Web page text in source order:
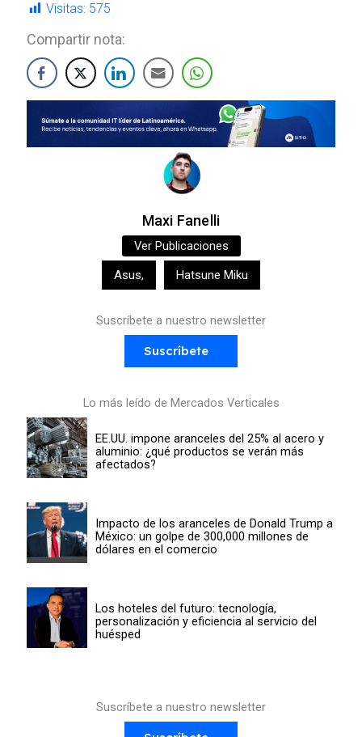
Visitas: 575
Compartir nota:
Maxi Fanelli
Ver Publicaciones
Asus, Hatsune Miku
Suscríbete a nuestro newsletter
Suscríbete
Lo más leído de Mercados Verticales
EE.UU. impone aranceles del 25% al acero y
aluminio: ¿qué productos se verán más
afectados?
Impacto de los aranceles de Donald Trump a
México: un golpe de 300,000 millones de
dólares en el comercio
Los hoteles del futuro: tecnología,
personalización y eficiencia al servicio del
huésped
Suscríbete a nuestro newsletter